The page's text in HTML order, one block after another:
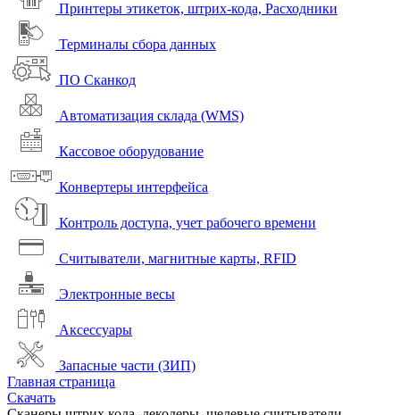
Принтеры этикеток, штрих-кода, Расходники
Терминалы сбора данных
ПО Сканкод
Автоматизация склада (WMS)
Кассовое оборудование
Конвертеры интерфейса
Контроль доступа, учет рабочего времени
Считыватели, магнитные карты, RFID
Электронные весы
Аксессуары
Запасные части (ЗИП)
Главная страница
Скачать